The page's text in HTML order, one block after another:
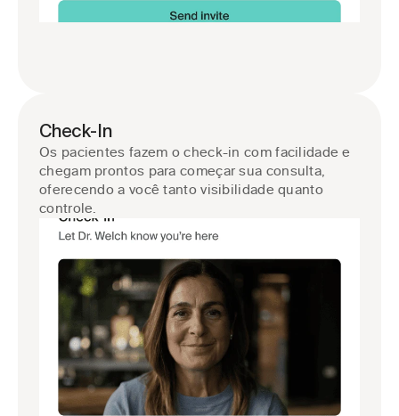
Check-In
Os pacientes fazem o check-in com facilidade e
chegam prontos para começar sua consulta,
oferecendo a você tanto visibilidade quanto
controle.